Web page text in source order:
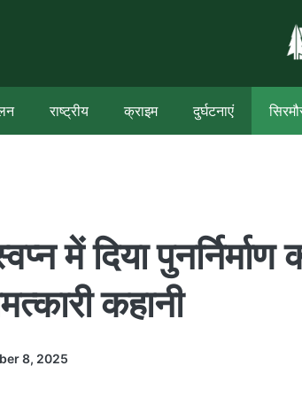
राष्ट्रीय क्राइम दुर्घटनाएं
में दिया
कहानी
8, 2025